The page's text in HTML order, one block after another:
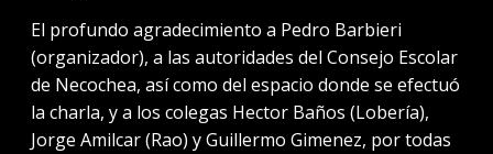
El profundo agradecimiento a Pedro Barbieri
(organizador), a las autoridades del Consejo Escolar
de Necochea, así como del espacio donde se efectuó
la charla, y a los colegas Hector Baños (Lobería),
Jorge Amilcar (Rao) y Guillermo Gimenez, por todas